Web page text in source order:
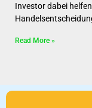
Investor dabei
Read More »